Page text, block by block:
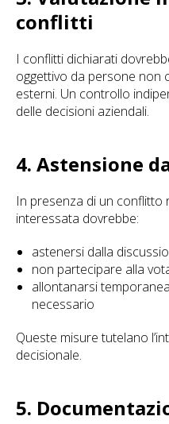
conflitti
I conflitti dichiarati
oggettivo da persone non
esterni. Un controllo
delle decisioni aziendali.
4. Astensione
In presenza di un conflitto
interessata dovrebbe:
astenersi dalla
non partecipare alla
allontanarsi
necessario
Queste misure tutelano
decisionale.
5.